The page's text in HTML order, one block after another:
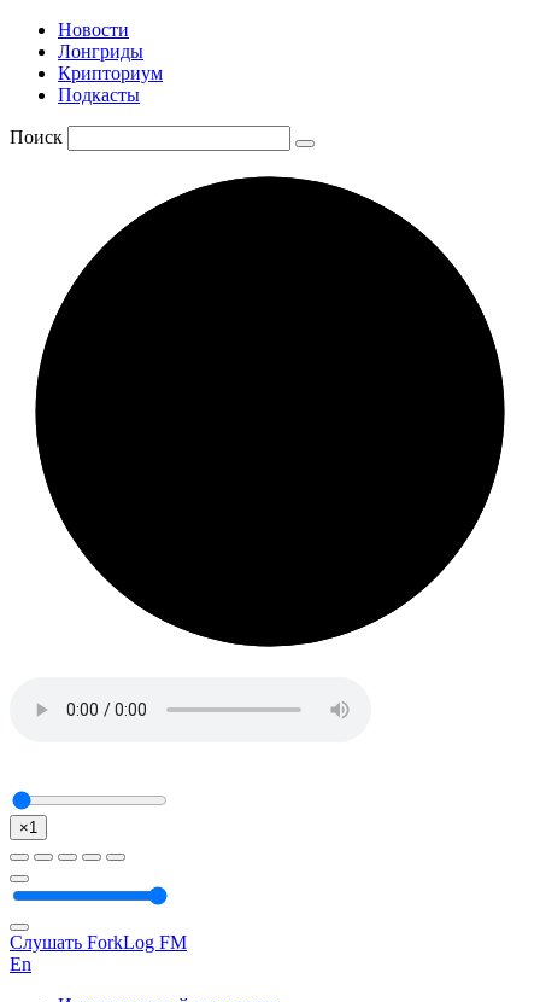
Новости
Лонгриды
Крипториум
Подкасты
Поиск
×1
Слушать ForkLog FM
En